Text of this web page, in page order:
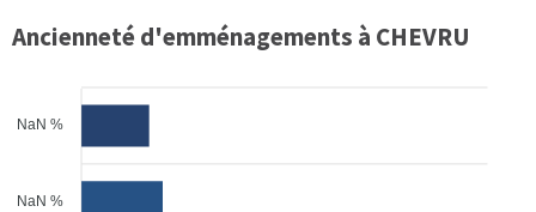
Ancienneté d'emménagements à CHEVRU
NaN %
NaN %